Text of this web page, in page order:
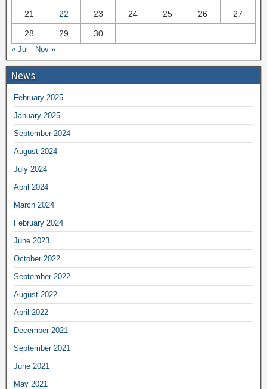
21 22 23 24 25 26 27
28 29 30
« Jul Nov »
News
February 2025
January 2025
September 2024
August 2024
July 2024
April 2024
March 2024
February 2024
June 2023
October 2022
September 2022
August 2022
April 2022
December 2021
September 2021
June 2021
May 2021